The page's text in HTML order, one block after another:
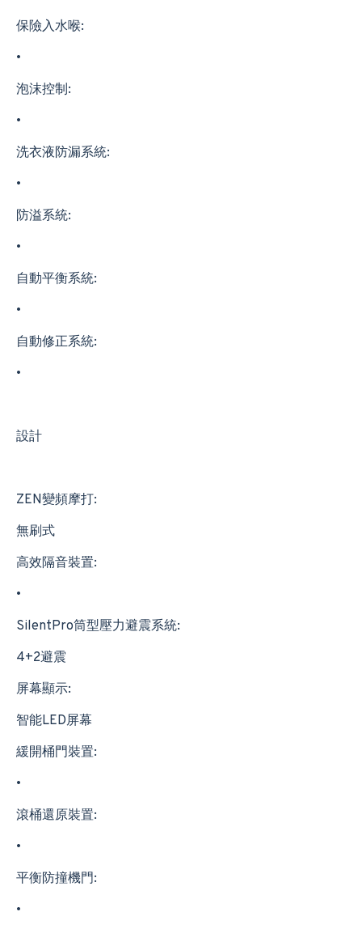
保險入水喉:
•
泡沫控制:
•
洗衣液防漏系統:
•
防溢系統:
•
自動平衡系統:
•
自動修正系統:
•
設計
ZEN變頻摩打:
無刷式
高效隔音裝置:
•
SilentPro筒型壓力避震系統:
4+2避震
屏幕顯示:
智能LED屏幕
緩開桶門裝置:
•
滾桶還原裝置:
•
平衡防撞機門:
•